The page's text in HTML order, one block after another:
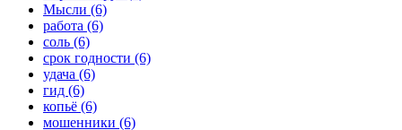
Мысли (6)
работа (6)
соль (6)
срок годности (6)
удача (6)
гид (6)
копьё (6)
мошенники (6)